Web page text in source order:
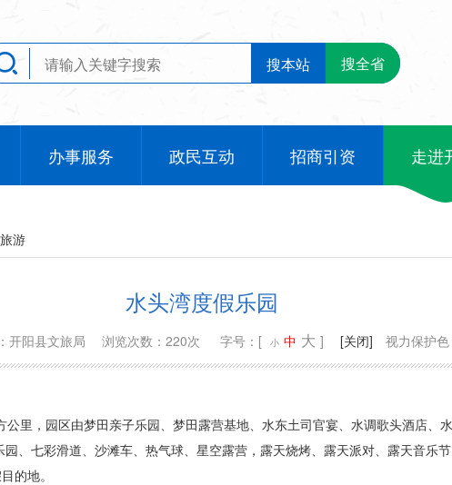
搜本站 搜全省
办事服务 政民互动 招商引资 走进
游
水头湾度假乐园
开阳县文旅局 浏览次数：220次 字号：[ 小 中 大 ] [关闭] 视力保护色
里，园区由梦田亲子乐园、梦田露营基地、水东土司官宴、水调歌头酒店、
、七彩滑道、沙滩车、热气球、星空露营，露天烧烤、露天派对、露天音乐
的地。